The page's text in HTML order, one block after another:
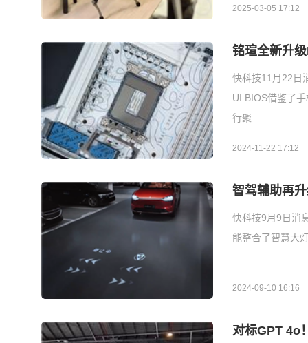
2025-03-05 17:12
铭瑄全新升
快科技11月22日
UI BIOS借鉴了
行聚
2024-11-22 17:12
智驾辅助再
快科技9月9日消
能整合了智慧大
2024-09-10 16:16
对标GPT 4o